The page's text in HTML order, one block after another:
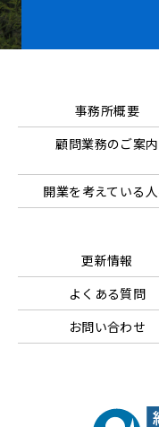
事務所概要
顧問業務のご案内
開業を考えている
更新情報
よくある質問
お問い合わせ